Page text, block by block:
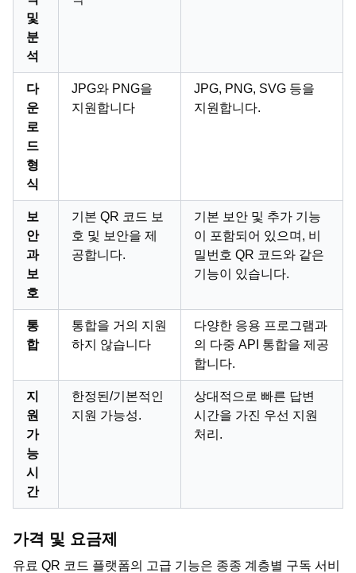
및
분
석
다
운
로
드
형
식
JPG와 PNG을
지원합니다
JPG, PNG, SVG 등을
지원합니다.
보
안
과
보
호
기본 QR 코드 보
호 및 보안을 제
공합니다.
기본 보안 및 추가 기능
이 포함되어 있으며, 비
밀번호 QR 코드와 같은
기능이 있습니다.
통
합
통합을 거의 지원
하지 않습니다
다양한 응용 프로그램과
의 다중 API 통합을 제공
합니다.
지
원
가
능
시
간
한정된/기본적인
지원 가능성.
상대적으로 빠른 답변
시간을 가진 우선 지원
처리.
가격 및 요금제
유료 QR 코드 플랫폼의 고급 기능은 종종 계층별 구독 서비